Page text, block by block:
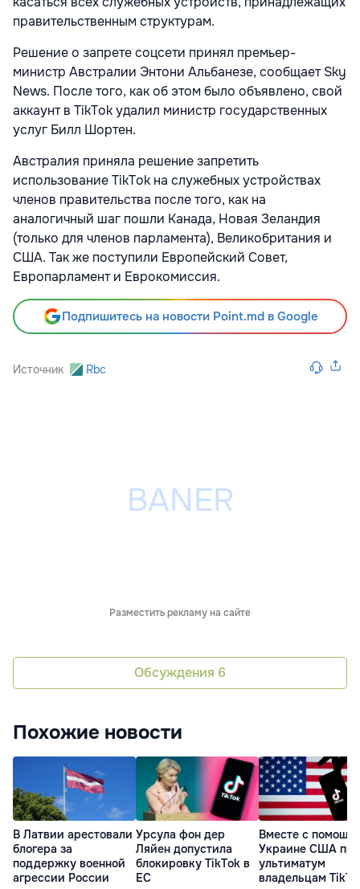
правительственным структурам.
Решение о запрете соцсети принял премьер-
министр Австралии Энтони Альбанезе, сообщает Sky
News. После того, как об этом было объявлено, свой
аккаунт в TikTok удалил министр государственных
услуг Билл Шортен.
Австралия приняла решение запретить
использование TikTok на служебных устройствах
членов правительства после того, как на
аналогичный шаг пошли Канада, Новая Зеландия
(только для членов парламента), Великобритания и
США. Так же поступили Европейский Совет,
Европарламент и Еврокомиссия.
Подпишитесь на новости Point.md в Google
Источник Rbc
Разместить рекламу на сайте
Обсуждения 6
Похожие новости
В Латвии арестовали
блогера за
поддержку военной
агрессии России
Урсула фон дер
Ляйен допустила
блокировку TikTok в
ЕС
Вместе с
Украине США
ультиматум
владельцам